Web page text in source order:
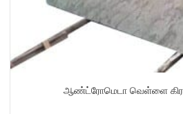
ஆண்ட்ரோமெடா வெள்ளை